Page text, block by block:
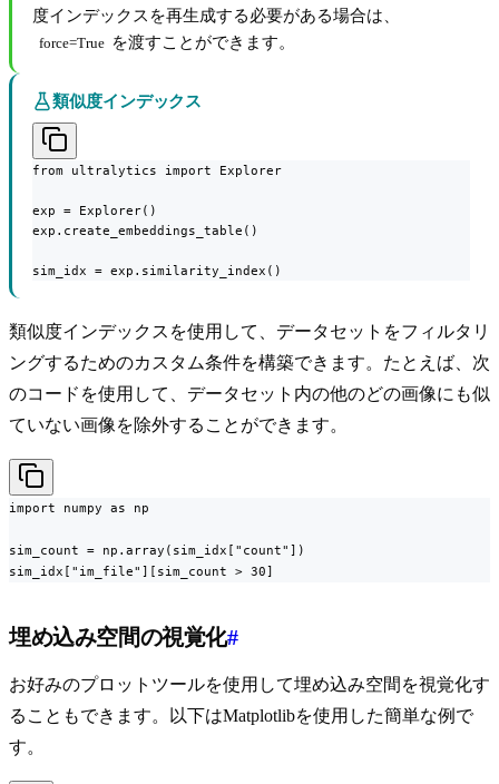
度インデックスを再生成する必要がある場合は、
force=True を渡すことができます。
類似度インデックス
from ultralytics import Explorer
exp = Explorer()
exp.create_embeddings_table()
sim_idx = exp.similarity_index()
類似度インデックスを使用して、データセットをフィルタリ
ングするためのカスタム条件を構築できます。たとえば、次
のコードを使用して、データセット内の他のどの画像にも似
ていない画像を除外することができます。
import numpy as np
sim_count = np.array(sim_idx["count"])
sim_idx["im_file"][sim_count > 30]
埋め込み空間の視覚化#
お好みのプロットツールを使用して埋め込み空間を視覚化す
ることもできます。以下はMatplotlibを使用した簡単な例で
す。